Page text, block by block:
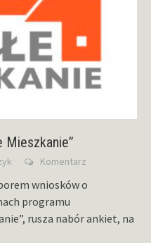
Mieszkanie”
Komentarz
wniosków o
programu
rusza nabór ankiet, na